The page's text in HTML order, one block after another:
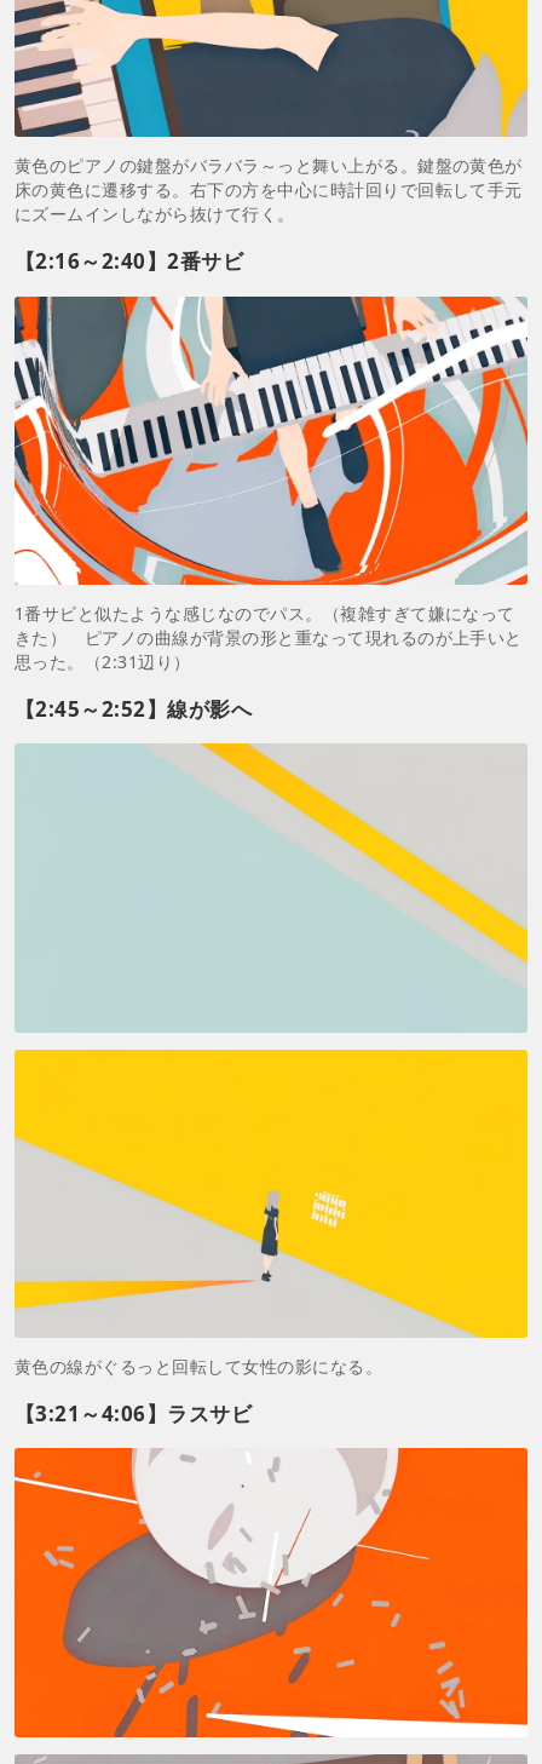
黄色のピアノの鍵盤がバラバラ～っと舞い上がる。鍵盤の黄色が
床の黄色に遷移する。右下の方を中心に時計回りで回転して手元
にズームインしながら抜けて行く。
【2:16～2:40】2番サビ
1番サビと似たような感じなのでパス。（複雑すぎて嫌になって
きた） ピアノの曲線が背景の形と重なって現れるのが上手いと
思った。（2:31辺り）
【2:45～2:52】線が影へ
黄色の線がぐるっと回転して女性の影になる。
【3:21～4:06】ラスサビ